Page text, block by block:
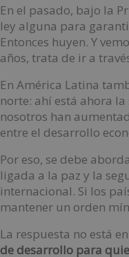
En el pasado, bajo la
ley alguna para
Entonces huyen. Y
años, trata de ir a
En América Latina
norte: ahí está ahora
nosotros han
entre el desarrollo
Por eso, se debe
ligada a la paz y la
internacional. Si los
mantener un orden
La respuesta no está
de desarrollo para